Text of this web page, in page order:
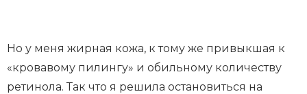
Но у меня жирная кожа, к тому же привыкшая к
«кровавому пилингу» и обильному количеству
ретинола. Так что я решила остановиться на